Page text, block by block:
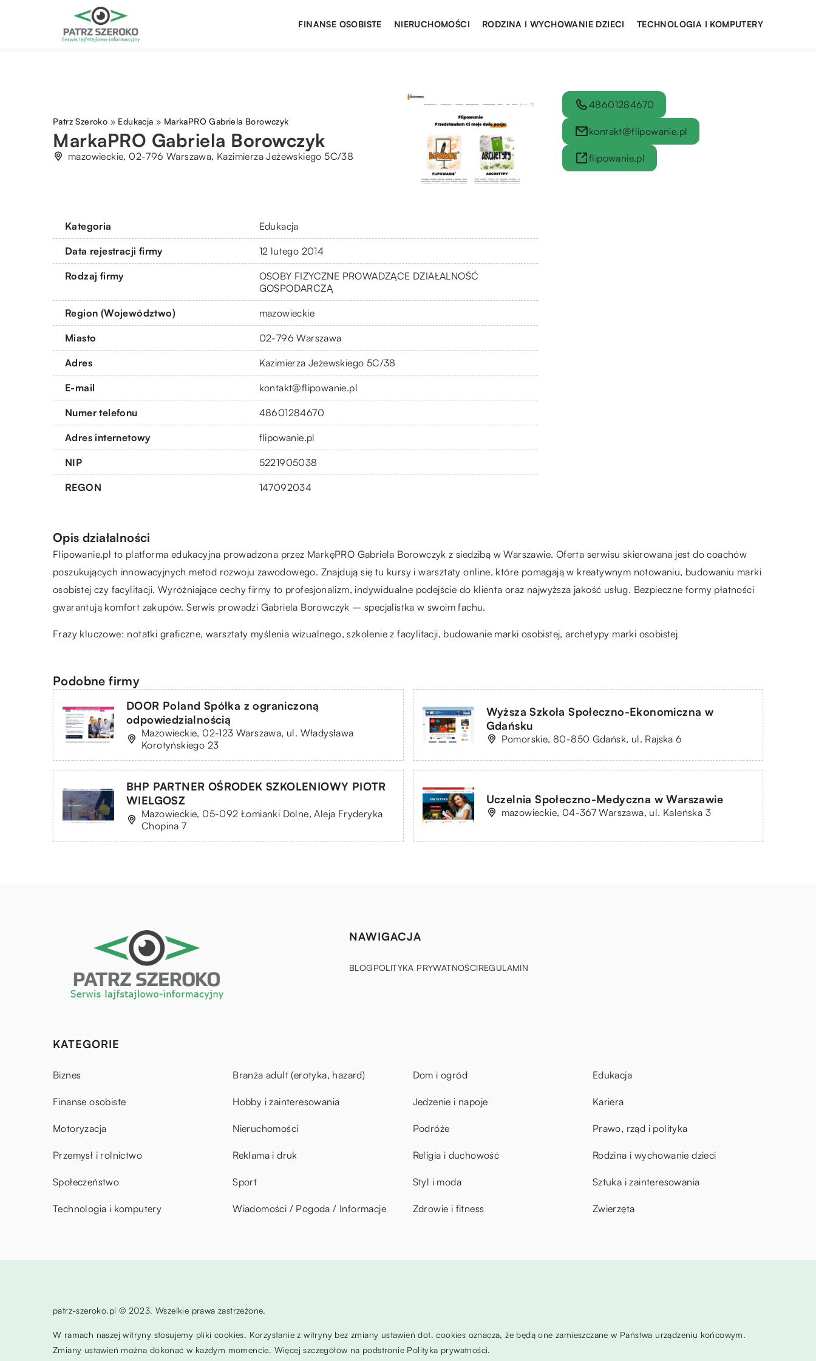
FINANSE OSOBISTE NIERUCHOMOŚCI RODZINA I WYCHOWANIE DZIECI TECHNOLOGIA I KOMPUTERY
Patrz Szeroko » Edukacja » MarkaPRO Gabriela Borowczyk
MarkaPRO Gabriela Borowczyk
mazowieckie, 02-796 Warszawa, Kazimierza Jeżewskiego 5C/38
Kategoria Edukacja
Data rejestracji firmy 12 lutego 2014
Rodzaj firmy
OSOBY FIZYCZNE PROWADZĄCE DZIAŁALNOŚĆ
GOSPODARCZĄ
Region (Województwo) mazowieckie
Miasto 02-796 Warszawa
Adres Kazimierza Jeżewskiego 5C/38
E-mail kontakt@flipowanie.pl
Numer telefonu 48601284670
Adres internetowy flipowanie.pl
NIP 5221905038
REGON 147092034
48601284670
kontakt@flipowanie.pl
flipowanie.pl
Opis działalności
Flipowanie.pl to platforma edukacyjna prowadzona przez MarkęPRO Gabriela Borowczyk z siedzibą w Warszawie. Oferta serwisu skierowana jest do coachów
poszukujących innowacyjnych metod rozwoju zawodowego. Znajdują się tu kursy i warsztaty online, które pomagają w kreatywnym notowaniu, budowaniu marki
osobistej czy facylitacji. Wyróżniające cechy firmy to profesjonalizm, indywidualne podejście do klienta oraz najwyższa jakość usług. Bezpieczne formy płatności
gwarantują komfort zakupów. Serwis prowadzi Gabriela Borowczyk – specjalistka w swoim fachu.
Frazy kluczowe: notatki graficzne, warsztaty myślenia wizualnego, szkolenie z facylitacji, budowanie marki osobistej,archetypy marki osobistej
Podobne firmy
DOOR Poland Spółka z ograniczoną
odpowiedzialnością
Mazowieckie, 02-123 Warszawa, ul. Władysława
Korotyńskiego 23
Wyższa Szkoła Społeczno-Ekonomiczna w
Gdańsku
Pomorskie, 80-850 Gdańsk, ul. Rajska 6
BHP PARTNER OŚRODEK SZKOLENIOWY PIOTR
WIELGOSZ
Mazowieckie, 05-092 Łomianki Dolne, Aleja Fryderyka
Chopina 7
Uczelnia Społeczno-Medyczna w Warszawie
mazowieckie, 04-367 Warszawa, ul. Kaleńska 3
NAWIGACJA
BLOGPOLITYKA PRYWATNOŚCIREGULAMIN
KATEGORIE
Biznes Branża adult (erotyka, hazard) Dom i ogród Edukacja
Finanse osobiste Hobby i zainteresowania Jedzenie i napoje Kariera
Motoryzacja Nieruchomości Podróże Prawo, rząd i polityka
Przemysł i rolnictwo Reklama i druk Religia i duchowość Rodzina i wychowanie dzieci
Społeczeństwo Sport Styl i moda Sztuka i zainteresowania
Technologia i komputery Wiadomości / Pogoda / Informacje Zdrowie i fitness Zwierzęta
patrz-szeroko.pl © 2023. Wszelkie prawa zastrzeżone.
W ramach naszej witryny stosujemy pliki cookies. Korzystanie z witryny bez zmiany ustawień dot. cookies oznacza, że będą one zamieszczane w Państwa urządzeniu końcowym.
Zmiany ustawień można dokonać w każdym momencie. Więcej szczegółów na podstronie Polityka prywatności.